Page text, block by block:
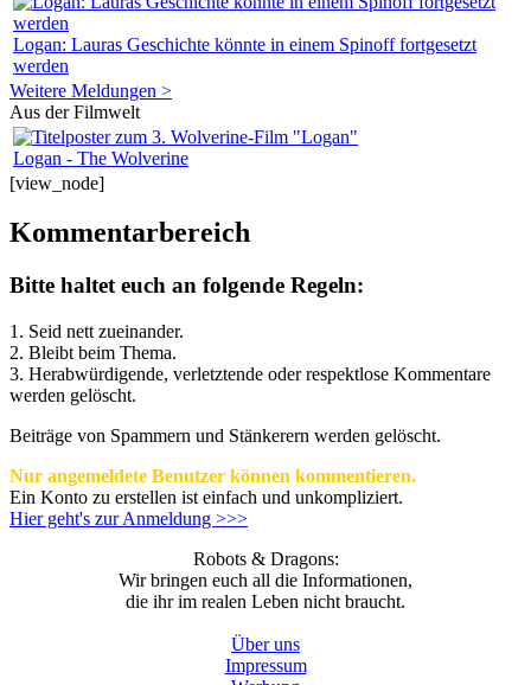
Logan: Lauras Geschichte könnte in einem Spinoff fortgesetzt
werden
Weitere Meldungen >
Aus der Filmwelt
Logan - The Wolverine
[view_node]
Kommentarbereich
Bitte haltet euch an folgende Regeln:
1. Seid nett zueinander.
2. Bleibt beim Thema.
3. Herabwürdigende, verletztende oder respektlose Kommentare
werden gelöscht.
Beiträge von Spammern und Stänkerern werden gelöscht.
Nur angemeldete Benutzer können kommentieren.
Ein Konto zu erstellen ist einfach und unkompliziert.
Hier geht's zur Anmeldung >>>
Robots & Dragons:
Wir bringen euch all die Informationen,
die ihr im realen Leben nicht braucht.
Über uns
Impressum